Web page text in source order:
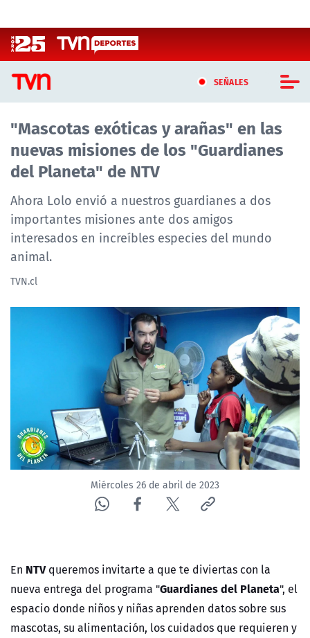
SEÑALES
CASTING MASTERCHEF CHILE
CASTING TVN VERTICAL
TVN VERTICAL
TVN PLAY
PROGRAMAS
ACTUALIDAD Y TENDENCIAS
CORPORATIVO Y TRANSPARENCIA
CANAL DE DENUNCIAS
ÁREA DE PROYECTOS
"Mascotas exóticas y arañas" en las
nuevas misiones de los "Guardianes
del Planeta" de NTV
Ahora Lolo envió a nuestros guardianes a dos
importantes misiones ante dos amigos
interesados en increíbles especies del mundo
animal.
TVN.cl
Miércoles 26 de abril de 2023
En NTVqueremos invitarte a que te diviertas con la
nueva entrega del programa "Guardianes del Planeta", el
espacio donde niños y niñas aprenden datos sobre sus
mascotas, su alimentación, los cuidados que requieren y